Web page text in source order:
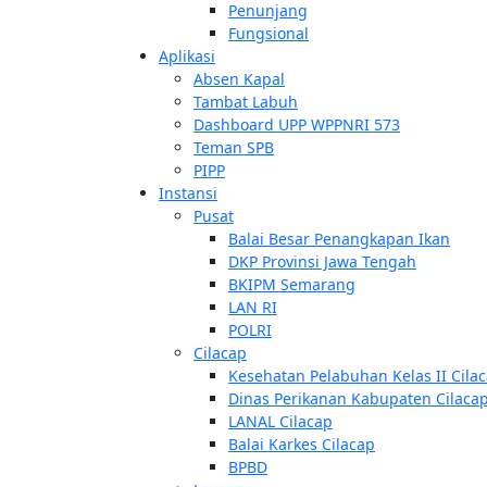
Penunjang
Fungsional
Aplikasi
Absen Kapal
Tambat Labuh
Dashboard UPP WPPNRI 573
Teman SPB
PIPP
Instansi
Pusat
Balai Besar Penangkapan Ikan
DKP Provinsi Jawa Tengah
BKIPM Semarang
LAN RI
POLRI
Cilacap
Kesehatan Pelabuhan Kelas II
Dinas Perikanan Kabupaten Cilacap
LANAL Cilacap
Balai Karkes Cilacap
BPBD